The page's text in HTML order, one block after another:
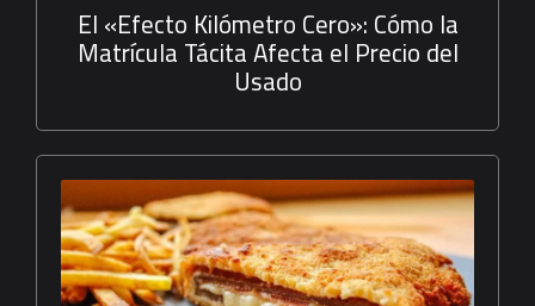
El «Efecto Kilómetro Cero»: Cómo la
Matrícula Tácita Afecta el Precio del
Usado